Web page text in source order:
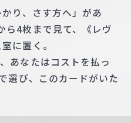
り、さす方へ」があ
ら4枚まで見て、《レヴ
に置く。
あなたはコストを払っ
選び、このカードがいた